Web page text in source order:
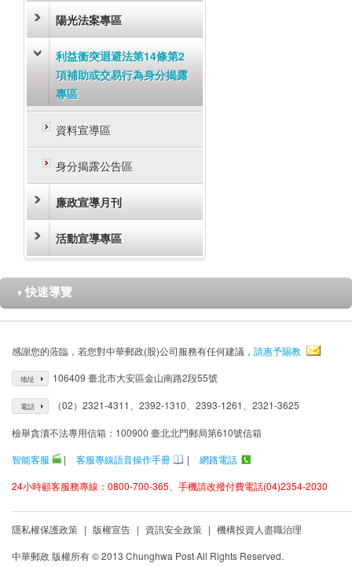
陽光法案專區
利益衝突迴避法第14條第2
項補助或交易行為身分揭露
專區
資料宣導區
身分揭露公告區
廉政宣導月刊
活動宣導專區
▼ 快速導覽
感謝您的蒞臨，若您對中華郵政(股)公司服務有任何建議， 請惠予賜教
地址 106409 臺北市大安區金山南路2段55號
電話 （02）2321-4311、2392-1310、2393-1261、2321-3625
檢舉貪瀆不法專用信箱：100900 臺北北門郵局第610號信箱
智能客服
| 客服專線語音操作手冊 |
網路電話
24小時顧客服務專線：0800-700-365、手機請改撥付費電話(04)2354-2030
隱私權保護政策 | 版權宣告 | 資訊安全政策 | 機構投資人盡職治理
中華郵政 版權所有 © 2013 Chunghwa Post All Rights Reserved.